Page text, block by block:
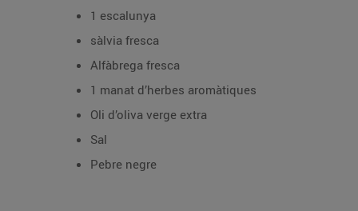
1 escalunya
sàlvia fresca
Alfàbrega fresca
1 manat d’herbes aromàtiques
Oli d’oliva verge extra
Sal
Pebre negre